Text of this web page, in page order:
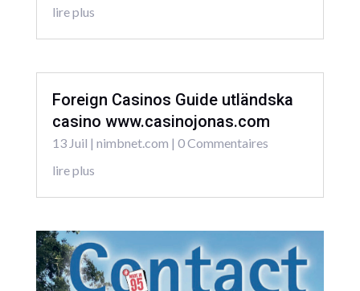
lire plus
Foreign Casinos Guide utländska
casino www.casinojonas.com
13 Juil | nimbnet.com | 0 Commentaires
lire plus